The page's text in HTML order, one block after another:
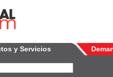
y Servicios